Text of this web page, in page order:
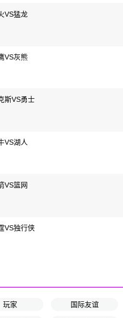
VS猛龙
VS灰熊
斯VS勇士
VS湖人
VS篮网
VS独行侠
玩家 国际友谊